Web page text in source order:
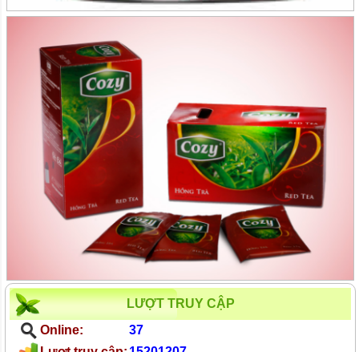
LƯỢT TRUY CẬP
Online:
37